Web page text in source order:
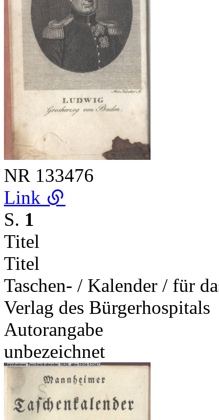
NR 133476
Link
S. 1
Titel
Titel
Taschen- / Kalender / für
Verlag des Bürgerhospitals
Autorangabe
unbezeichnet